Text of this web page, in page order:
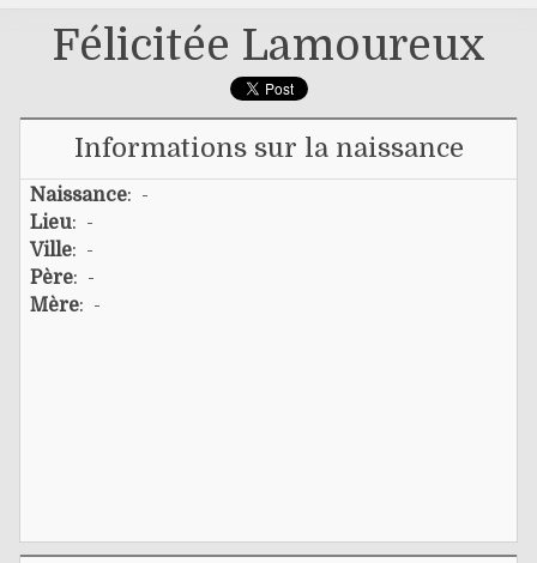
Félicitée Lamoureux
Informations sur la naissance
Naissance: -
Lieu: -
Ville: -
Père: -
Mère: -